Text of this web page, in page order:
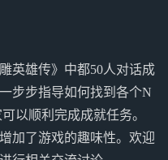
英雄传》中都50人对话成
步步指导如何找到各个N
以顺利完成成就任务。
加了游戏的趣味性。欢迎